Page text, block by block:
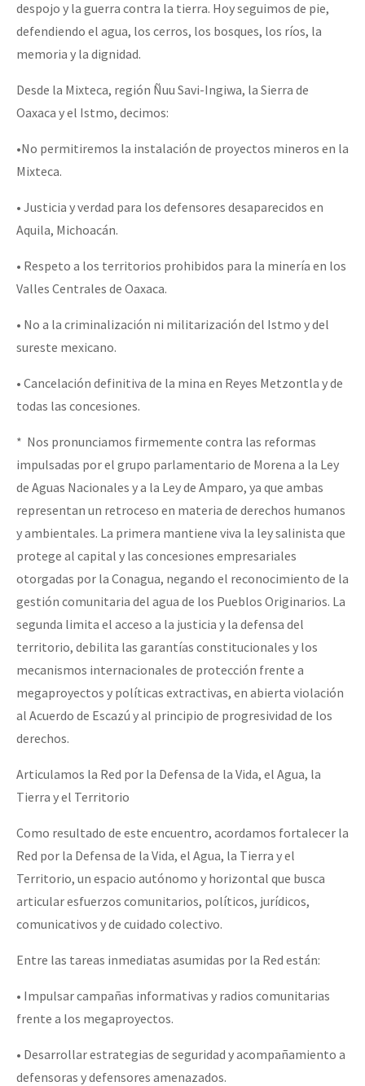
despojo y la guerra contra la tierra. Hoy seguimos de pie,
defendiendo el agua, los cerros, los bosques, los ríos, la
memoria y la dignidad.
Desde la Mixteca, región Ñuu Savi-Ingiwa, la Sierra de
Oaxaca y el Istmo, decimos:
•No permitiremos la instalación de proyectos mineros en la
Mixteca.
• Justicia y verdad para los defensores desaparecidos en
Aquila, Michoacán.
• Respeto a los territorios prohibidos para la minería en los
Valles Centrales de Oaxaca.
• No a la criminalización ni militarización del Istmo y del
sureste mexicano.
• Cancelación definitiva de la mina en Reyes Metzontla y de
todas las concesiones.
* Nos pronunciamos firmemente contra las reformas
impulsadas por el grupo parlamentario de Morena a la Ley
de Aguas Nacionales y a la Ley de Amparo, ya que ambas
representan un retroceso en materia de derechos humanos
y ambientales. La primera mantiene viva la ley salinista que
protege al capital y las concesiones empresariales
otorgadas por la Conagua, negando el reconocimiento de la
gestión comunitaria del agua de los Pueblos Originarios. La
segunda limita el acceso a la justicia y la defensa del
territorio, debilita las garantías constitucionales y los
mecanismos internacionales de protección frente a
megaproyectos y políticas extractivas, en abierta violación
al Acuerdo de Escazú y al principio de progresividad de los
derechos.
Articulamos la Red por la Defensa de la Vida, el Agua, la
Tierra y el Territorio
Como resultado de este encuentro, acordamos fortalecer la
Red por la Defensa de la Vida, el Agua, la Tierra y el
Territorio, un espacio autónomo y horizontal que busca
articular esfuerzos comunitarios, políticos, jurídicos,
comunicativos y de cuidado colectivo.
Entre las tareas inmediatas asumidas por la Red están:
• Impulsar campañas informativas y radios comunitarias
frente a los megaproyectos.
• Desarrollar estrategias de seguridad y acompañamiento a
defensoras y defensores amenazados.